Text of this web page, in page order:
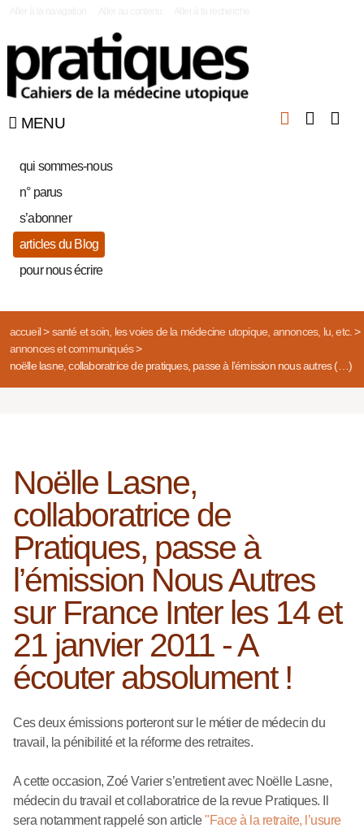
MENU
qui sommes-nous
n° parus
s’abonner
articles du Blog
pour nous écrire
accueil> santé et soin, les voies de la médecine utopique, annonces, lu, etc.>
annonces et communiqués>
noëlle lasne, collaboratrice de pratiques, passe à l’émission nous autres (…)
Noëlle Lasne,
collaboratrice de
Pratiques, passe à
l’émission Nous Autres
sur France Inter les 14 et
21 janvier 2011 - A
écouter absolument !
Ces deux émissions porteront sur le métier de médecin du
travail, la pénibilité et la réforme des retraites.
A cette occasion, Zoé Varier s’entretient avec Noëlle Lasne,
médecin du travail et collaboratrice de la revue Pratiques. Il
sera notamment rappelé son article"Face à la retraite, l’usure